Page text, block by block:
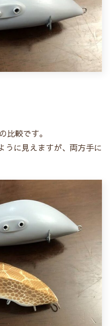
比較です。
うに見えますが、両方手に